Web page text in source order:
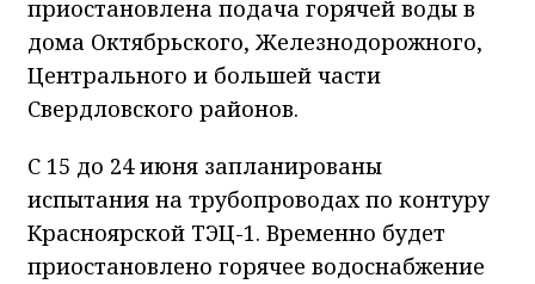
приостановлена подача горячей воды в
дома Октябрьского, Железнодорожного,
Центрального и большей части
Свердловского районов.
С 15 до 24 июня запланированы
испытания на трубопроводах по контуру
Красноярской ТЭЦ-1. Временно будет
приостановлено горячее водоснабжение